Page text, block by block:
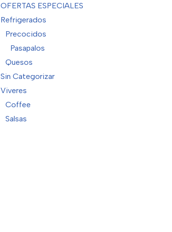
OFERTAS ESPECIALES
Refrigerados
Precocidos
Pasapalos
Quesos
Sin Categorizar
Viveres
Coffee
Salsas